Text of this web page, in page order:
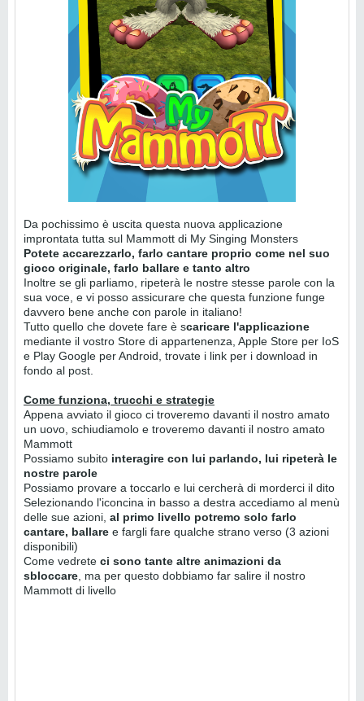
Da pochissimo è uscita questa nuova applicazione
improntata tutta sul Mammott di My Singing Monsters
Potete accarezzarlo, farlo cantare proprio come nel suo
gioco originale, farlo ballare e tanto altro
Inoltre se gli parliamo, ripeterà le nostre stesse parole con la
sua voce, e vi posso assicurare che questa funzione funge
davvero bene anche con parole in italiano!
Tutto quello che dovete fare è scaricare l'applicazione
mediante il vostro Store di appartenenza, Apple Store per IoS
e Play Google per Android, trovate i link per i download in
fondo al post.
Come funziona, trucchi e strategie
Appena avviato il gioco ci troveremo davanti il nostro amato
un uovo, schiudiamolo e troveremo davanti il nostro amato
Mammott
Possiamo subito interagire con lui parlando, lui ripeterà le
nostre parole
Possiamo provare a toccarlo e lui cercherà di morderci il dito
Selezionando l'iconcina in basso a destra accediamo al menù
delle sue azioni, al primo livello potremo solo farlo
cantare, ballare e fargli fare qualche strano verso (3 azioni
disponibili)
Come vedrete ci sono tante altre animazioni da
sbloccare , ma per questo dobbiamo far salire il nostro
Mammott di livello